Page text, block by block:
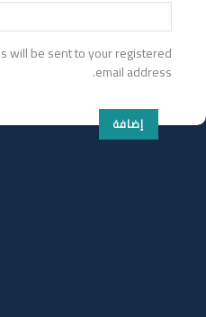
will be sent to your registered
email address.